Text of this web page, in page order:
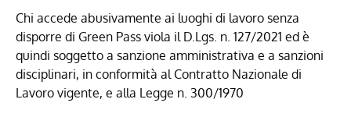
Chi accede abusivamente ai luoghi di lavoro senza
disporre di Green Pass viola il D.Lgs. n. 127/2021 ed è
quindi soggetto a sanzione amministrativa e a sanzioni
disciplinari, in conformità al Contratto Nazionale di
Lavoro vigente, e alla Legge n. 300/1970